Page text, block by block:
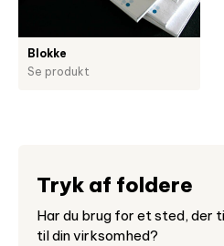
Blokke
Se produkt
Tryk af foldere
Har du brug for et sted, der
til din virksomhed?